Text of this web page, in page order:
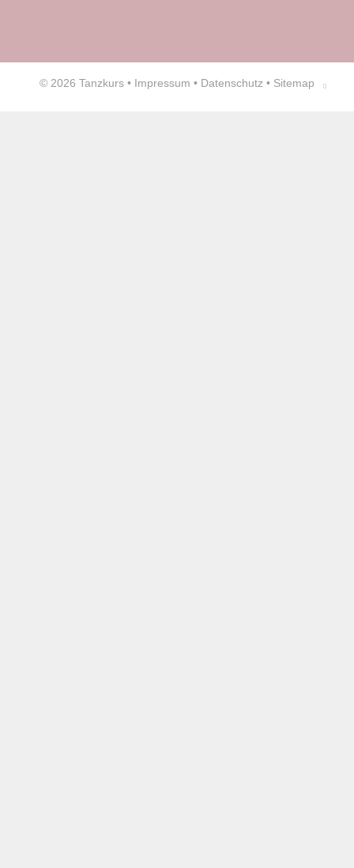
© 2026 Tanzkurs • Impressum • Datenschutz • Sitemap